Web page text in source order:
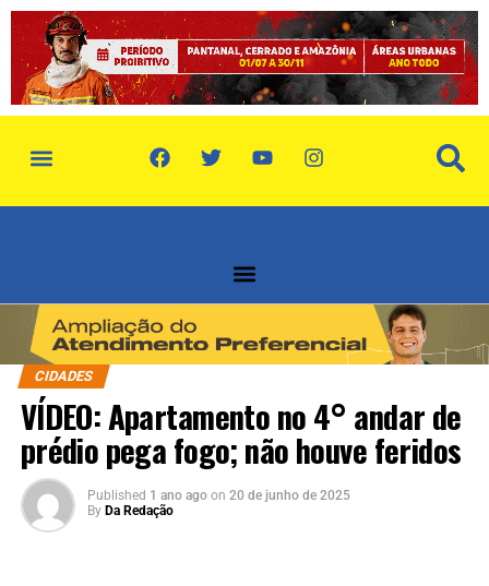
CIDADES
VÍDEO: Apartamento no 4° andar de
prédio pega fogo; não houve feridos
Published 1 ano ago on 20 de junho de 2025
By Da Redação